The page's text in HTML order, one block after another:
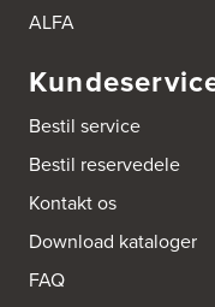
https://hvidtogfrit.dk/
Amager Køkken
2770 Kastrup
http://
Gutenbergvej 1
9510 Arden
Tel.:
ALFA
Bestil service
Bestil reservedele
Kontakt os
Download kataloger
FAQ